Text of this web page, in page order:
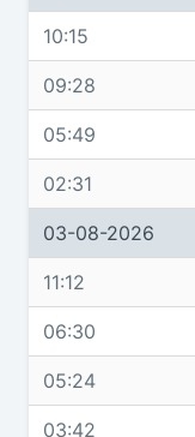
10:15
09:28
05:49
02:31
03-08-2026
11:12
06:30
05:24
03:42